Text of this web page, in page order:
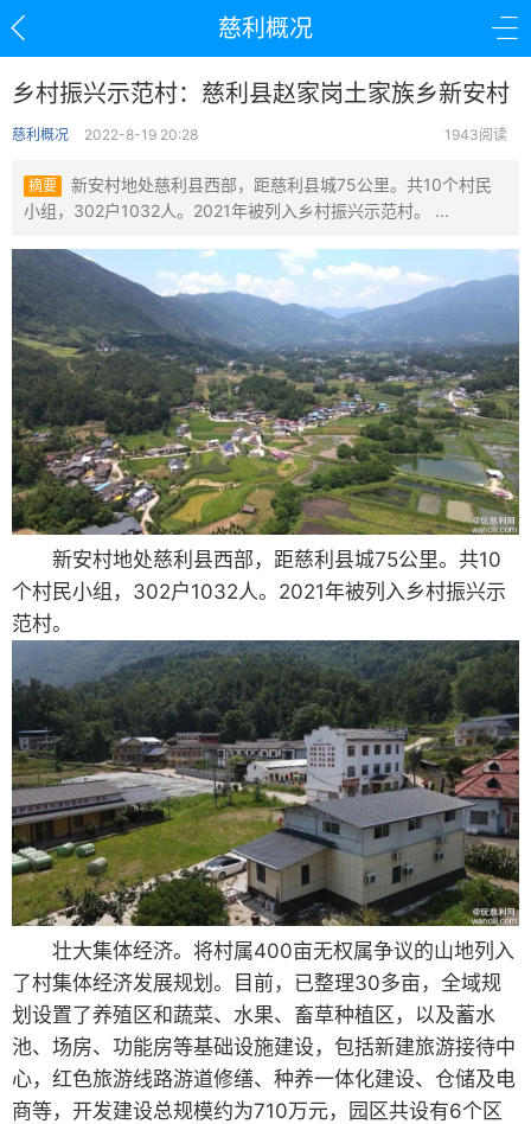
慈利概况
乡村振兴示范村：慈利县赵家岗土家族乡新安村
慈利概况 2022-8-19 20:28 1943阅读
摘要
新安村地处慈利县西部，距慈利县城75公里。共10个村民
小组，302户1032人。2021年被列入乡村振兴示范村。 ...
新安村地处慈利县西部，距慈利县城75公里。共10
个村民小组，302户1032人。2021年被列入乡村振兴示
范村。
壮大集体经济。将村属400亩无权属争议的山地列入
了村集体经济发展规划。目前，已整理30多亩，全域规
划设置了养殖区和蔬菜、水果、畜草种植区，以及蓄水
池、场房、功能房等基础设施建设，包括新建旅游接待中
心，红色旅游线路游道修缮、种养一体化建设、仓储及电
商等，开发建设总规模约为710万元，园区共设有6个区